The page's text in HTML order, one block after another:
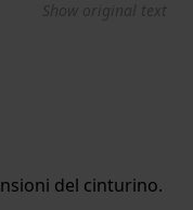
Show original text
del cinturino.